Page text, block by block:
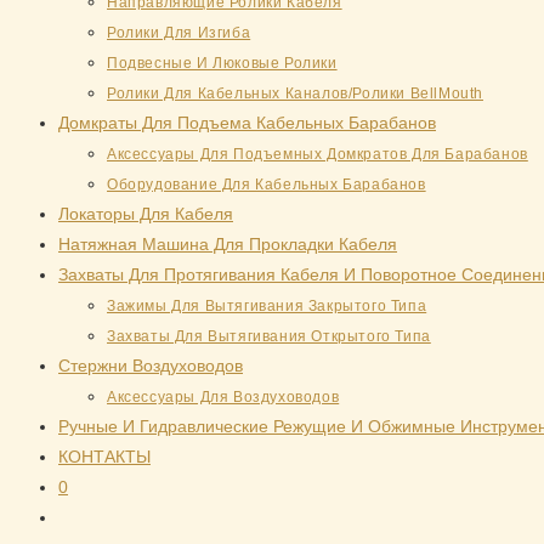
Ролики Для Изгиба
Подвесные И Люковые Ролики
Ролики Для Кабельных Каналов/Ролики BellMouth
Домкраты Для Подъема Кабельных Барабанов
Аксессуары Для Подъемных Домкратов Для Барабанов
Оборудование Для Кабельных Барабанов
Локаторы Для Кабеля
Натяжная Mашина Для Прокладки Кабеля
Захваты Для Протягивания Кабеля И Поворотное
Зажимы Для Вытягивания Закрытого Типа
Захваты Для Вытягивания Открытого Типа
Стержни Воздуховодов
Аксессуары Для Воздуховодов
Ручные И Гидравлические Режущие И Обжимные
КОНТАКТЫ
0